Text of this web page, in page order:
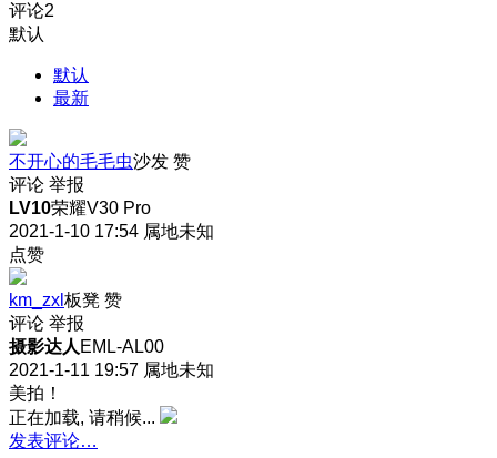
评论2
默认
默认
最新
不开心的毛毛虫沙发 赞
评论 举报
LV10荣耀V30 Pro
2021-1-10 17:54 属地未知
点赞
km_zxl 板凳 赞
评论 举报
摄影达人 EML-AL00
2021-1-11 19:57 属地未知
美拍！
正在加载, 请稍候...
发表评论…